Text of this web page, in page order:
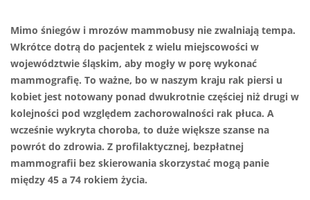
Mimo śniegów i mrozów mammobusy nie zwalniają tempa.
Wkrótce dotrą do pacjentek z wielu miejscowości w
województwie śląskim, aby mogły w porę wykonać
mammografię. To ważne, bo w naszym kraju rak piersi u
kobiet jest notowany ponad dwukrotnie częściej niż drugi w
kolejności pod względem zachorowalności rak płuca. A
wcześnie wykryta choroba, to duże większe szanse na
powrót do zdrowia. Z profilaktycznej, bezpłatnej
mammografii bez skierowania skorzystać mogą panie
między 45 a 74 rokiem życia.